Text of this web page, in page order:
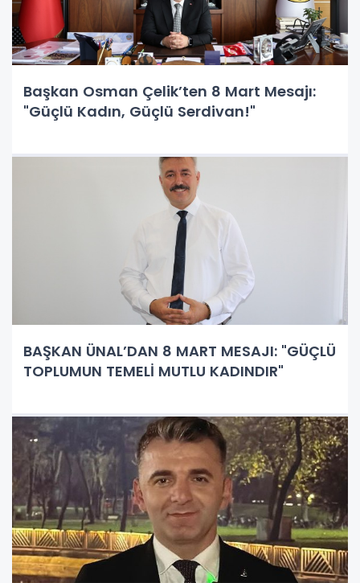
Başkan Osman Çelik’ten 8 Mart Mesajı:
"Güçlü Kadın, Güçlü Serdivan!"
BAŞKAN ÜNAL’DAN 8 MART MESAJI: "GÜÇLÜ
TOPLUMUN TEMELİ MUTLU KADINDIR"